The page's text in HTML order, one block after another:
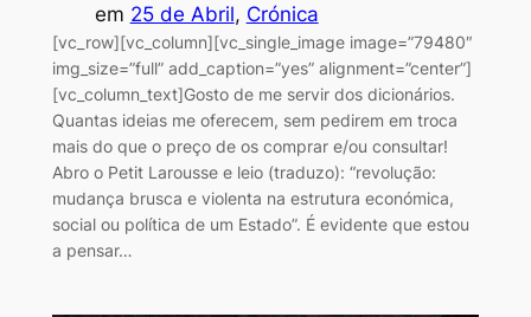
em 25 de Abril, Crónica
[vc_row][vc_column][vc_single_image image=”79480″
img_size=”full” add_caption=”yes” alignment=”center”]
[vc_column_text]Gosto de me servir dos dicionários.
Quantas ideias me oferecem, sem pedirem em troca
mais do que o preço de os comprar e/ou consultar!
Abro o Petit Larousse e leio (traduzo): “revolução:
mudança brusca e violenta na estrutura económica,
social ou política de um Estado”. É evidente que estou
a pensar…